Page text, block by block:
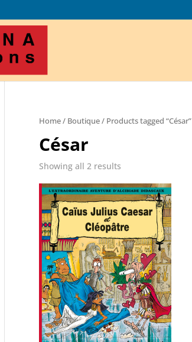
Home/ Boutique/ Products tagged “César”
César
Showing all 2 results